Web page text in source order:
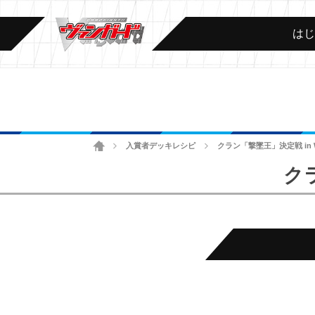
は
ホーム 入賞者デッキレシピ クラン「撃墜王」決定戦 in
ク